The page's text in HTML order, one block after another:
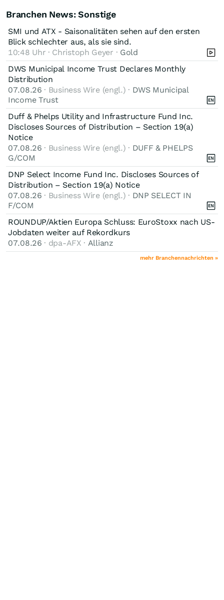
Branchen News: Sonstige
SMI und ATX - Saisonalitäten sehen auf den ersten
Blick schlechter aus, als sie sind.
10:48 Uhr · Christoph Geyer · Gold
DWS Municipal Income Trust Declares Monthly
Distribution
07.08.26 · Business Wire (engl.) · DWS Municipal
Income Trust
Duff & Phelps Utility and Infrastructure Fund Inc.
Discloses Sources of Distribution – Section 19(a)
Notice
07.08.26 · Business Wire (engl.) · DUFF & PHELPS
G/COM
DNP Select Income Fund Inc. Discloses Sources of
Distribution – Section 19(a) Notice
07.08.26 · Business Wire (engl.) · DNP SELECT IN
F/COM
ROUNDUP/Aktien Europa Schluss: EuroStoxx nach US-
Jobdaten weiter auf Rekordkurs
07.08.26 · dpa-AFX · Allianz
mehr Branchennachrichten »